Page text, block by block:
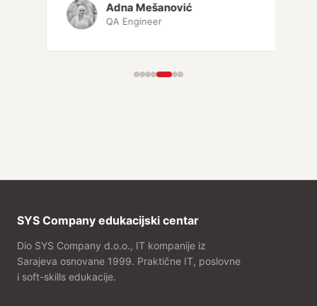
Adna Mešanović
QA Engineer
SYS Company edukacijski centar
Dio SYS Company d.o.o., IT kompanije iz
Sarajeva osnovane 1999. Praktične IT, poslovne
i soft-skills edukacije.